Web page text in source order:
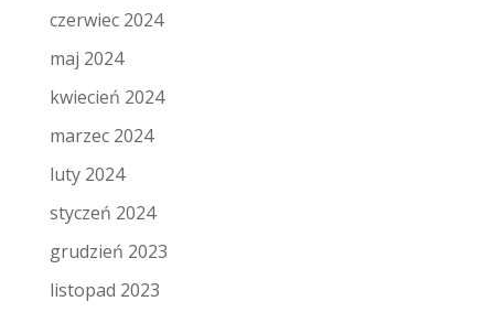
czerwiec 2024
maj 2024
kwiecień 2024
marzec 2024
luty 2024
styczeń 2024
grudzień 2023
listopad 2023